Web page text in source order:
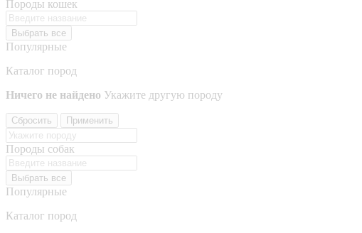
Породы кошек
Выбрать все
Популярные
Каталог пород
Ничего не найдено Укажите другую породу
Сбросить Применить
Породы собак
Выбрать все
Популярные
Каталог пород